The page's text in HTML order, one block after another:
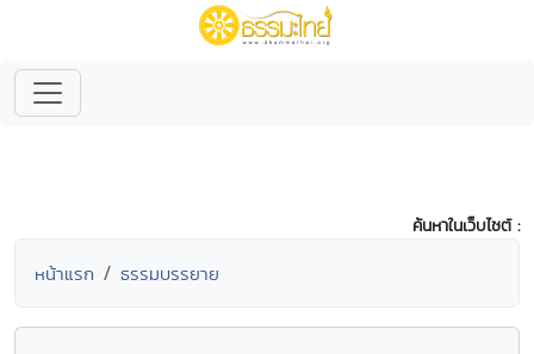
ค้นหาในเว็บไซต์ :
หน้าแรก ธรรมบรรยาย